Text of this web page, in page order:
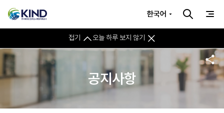
접기 오늘 하루 보지 않기
한국어
공지사항